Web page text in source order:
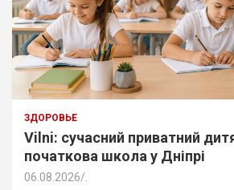
ЗДОРОВЬЕ
Vilni: сучасний приватний
початкова школа у Дніпрі
06.08.2026